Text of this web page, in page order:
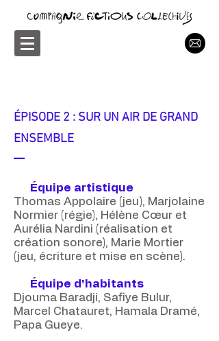
ÉPISODE 2 : SUR UN AIR DE GRAND
ENSEMBLE
—
Équipe artistique
Thomas Appolaire (jeu), Marjolaine
Normier (régie), Hélène Cœur et
Aurélia Nardini (réalisation et
création sonore), Marie Mortier
(jeu, écriture et mise en scène).
Équipe d'habitants
Djouma Baradji, Safiye Bulur,
Marcel Chatauret, Hamala Dramé,
Papa Gueye.